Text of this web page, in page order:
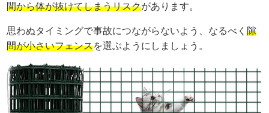
間から体が抜けてしまうリスクがあります。
思わぬタイミングで事故につながらないよう、なるべく隙
間が小さいフェンスを選ぶようにしましょう。